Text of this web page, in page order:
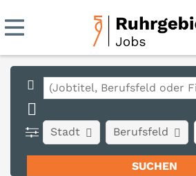
Stadt Berufsfeld